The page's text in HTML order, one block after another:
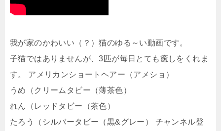
我が家のかわいい（？）猫のゆる～い動画です。
子猫ではありませんが、3匹が毎日とても癒しをくれま
す。 アメリカンショートヘアー（アメショ）
うめ（クリームタビー（薄茶色）
れん（レッドタビー（茶色）
たろう（シルバータビー（黒&グレー） チャンネル登